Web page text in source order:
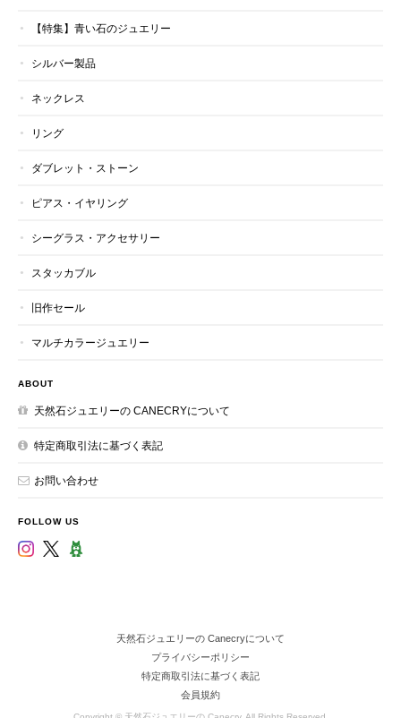
【特集】青い石のジュエリー
シルバー製品
ネックレス
リング
ダブレット・ストーン
ピアス・イヤリング
シーグラス・アクセサリー
スタッカブル
旧作セール
マルチカラージュエリー
ABOUT
天然石ジュエリーの CANECRYについて
特定商取引法に基づく表記
お問い合わせ
FOLLOW US
天然石ジュエリーの Canecryについて
プライバシーポリシー
特定商取引法に基づく表記
会員規約